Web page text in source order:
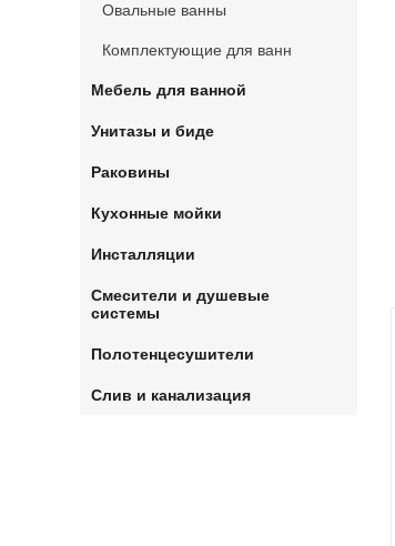
Овальные ванны
Комплектующие для ванн
Мебель для ванной
Унитазы и биде
Раковины
Кухонные мойки
Инсталляции
Смесители и душевые
системы
Полотенцесушители
Слив и канализация